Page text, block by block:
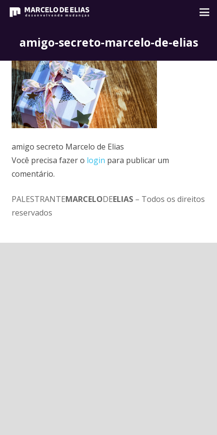
amigo-secreto-marcelo-de-elias
amigo secreto Marcelo de Elias
Você precisa fazer o login para publicar um
comentário.
PALESTRANTEMARCELODEELIAS – Todos os direitos
reservados